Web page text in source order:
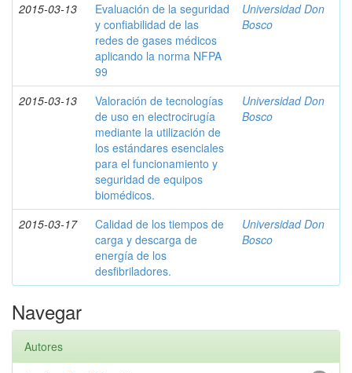
2015-03-13
Evaluación de la seguridad
y confiabilidad de las
redes de gases médicos
aplicando la norma NFPA
99
Universidad Don
Bosco
2015-03-13
Valoración de tecnologías
de uso en electrocirugía
mediante la utilización de
los estándares esenciales
para el funcionamiento y
seguridad de equipos
biomédicos.
Universidad Don
Bosco
2015-03-17
Calidad de los tiempos de
carga y descarga de
energía de los
desfibriladores.
Universidad Don
Bosco
Navegar
Autores